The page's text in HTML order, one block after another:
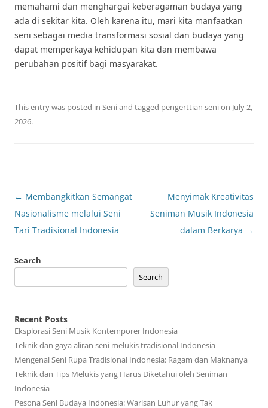
memahami dan menghargai keberagaman budaya yang
ada di sekitar kita. Oleh karena itu, mari kita manfaatkan
seni sebagai media transformasi sosial dan budaya yang
dapat memperkaya kehidupan kita dan membawa
perubahan positif bagi masyarakat.
This entry was posted in Seniand tagged pengerttian senion July 2,
2026.
Post
navigation
← Membangkitkan Semangat
Nasionalisme melalui Seni
Tari Tradisional Indonesia
Menyimak Kreativitas
Seniman Musik Indonesia
dalam Berkarya →
Search
Search
Recent Posts
Eksplorasi Seni Musik Kontemporer Indonesia
Teknik dan gaya aliran seni melukis tradisional Indonesia
Mengenal Seni Rupa Tradisional Indonesia: Ragam dan Maknanya
Teknik dan Tips Melukis yang Harus Diketahui oleh Seniman
Indonesia
Pesona Seni Budaya Indonesia: Warisan Luhur yang Tak